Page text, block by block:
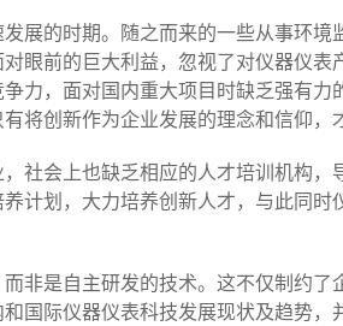
的时期。随之而来的一些从事环境
眼前的巨大利益，忽视了对仪器仪
力，面对国内重大项目时缺乏强有力
创新作为企业发展的理念和信仰，
会上也缺乏相应的人才培训机构，
划，大力培养创新人才，与此同时
是自主研发的技术。这不仅制约了
国际仪器仪表科技发展现状及趋势，